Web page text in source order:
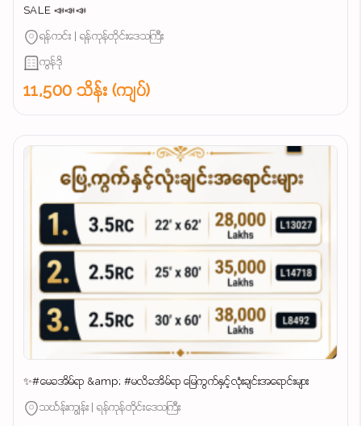
SALE 📣📣📣
ရန်ကင်း | ရန်ကုန်တိုင်းဒေသကြီး
ကွန်ဒို
11,500 သိန်း (ကျပ်)
✨#မေခအိမ်ရာ &amp; #မလိခအိမ်ရာ မြေကွက်နှင့်လုံးချင်းအရောင်းများ
သင်္ဃန်းကျွန်း | ရန်ကုန်တိုင်းဒေသကြီး